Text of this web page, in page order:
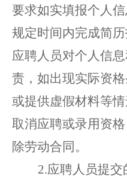
要求如实填报个人
规定时间内完成简
应聘人员对个人信息
责 ， 如出现实际资
或提供虚假材料等
取消应聘或录用资格
除劳动合同。
2.应聘人员提交